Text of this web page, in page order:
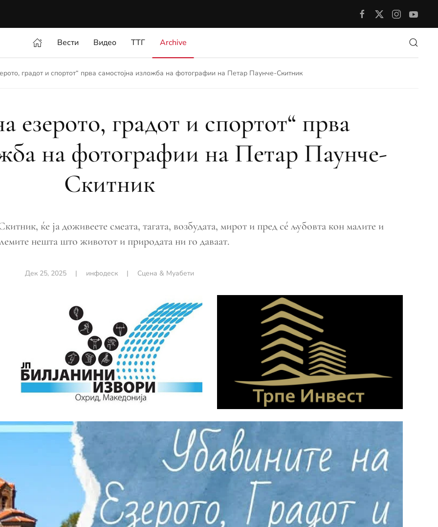
Вести Видео ТТГ Archive
градот и спортот“ прва самостојна изложба на фотографии на Петар Паунче-Скитник
езерото, градот и спортот“ прва
на фотографии на Петар Паунче-
Скитник
ќе ја доживеете смеата, тагата, возбудата, мирот и пред сé љубовта кон малите и
нешта што животот и природата ни го даваат.
Дек 25, 2025 | инфодеск | Сцена & Муабети